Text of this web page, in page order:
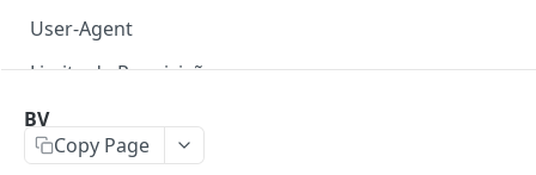
User-Agent
Limite de Requisições
Autenticação
Token de Acesso
Idempotência
BV
Copy Page